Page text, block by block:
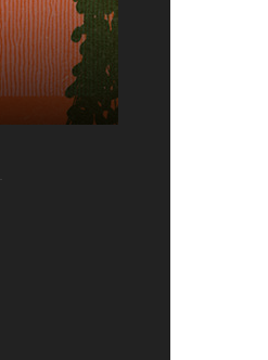
PORTRAITS
Thomas Baas
7 juillet 2023